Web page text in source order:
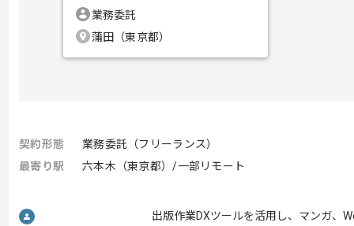
業務委託
蒲田（東京都）
契約形態
業務委託（フリーランス）
最寄り駅
六本木（東京都）/一部リモート
出版作業DXツールを活用し、マンガ、